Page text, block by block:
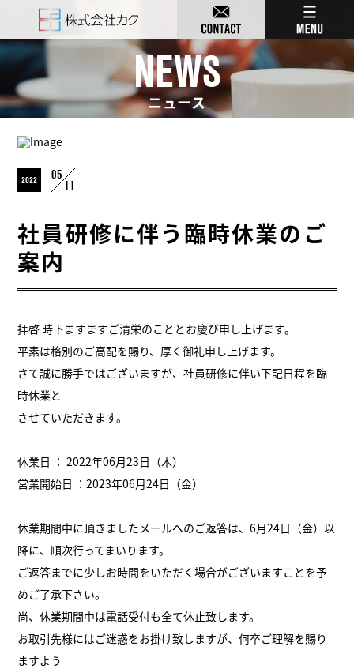
NEWS
ニュース
2022 05
11
社員研修に伴う臨時休業のご
案内
拝啓 時下ますますご清栄のこととお慶び申し上げます。
平素は格別のご高配を賜り、厚く御礼申し上げます。
さて誠に勝手ではございますが、社員研修に伴い下記日程を臨
時休業と
させていただきます。
休業日 ： 2022年06月23日（木）
営業開始日 ：2023年06月24日（金）
休業期間中に頂きましたメールへのご返答は、6月24日（金）以
降に、順次行ってまいります。
ご返答までに少しお時間をいただく場合がございますことを予
めご了承下さい。
尚、休業期間中は電話受付も全て休止致します。
お取引先様にはご迷惑をお掛け致しますが、何卒ご理解を賜り
ますよう